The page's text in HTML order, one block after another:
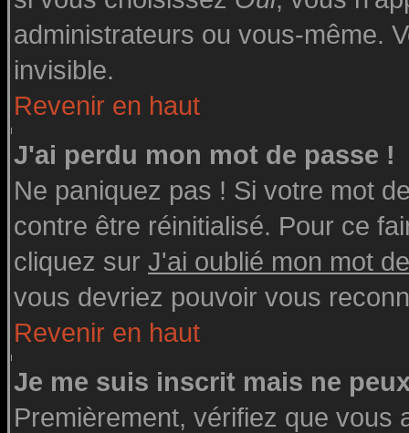
administrateurs ou vous-même.
invisible.
Revenir en haut
J'ai perdu mon mot de passe !
Ne paniquez pas ! Si votre mot
contre être réinitialisé. Pour ce
cliquez sur J'ai oublié mon mot
vous devriez pouvoir vous
Revenir en haut
Je me suis inscrit mais ne
Premièrement, vérifiez que